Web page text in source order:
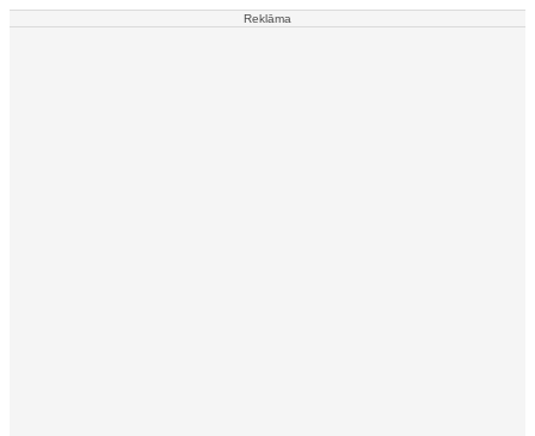
Reklāma